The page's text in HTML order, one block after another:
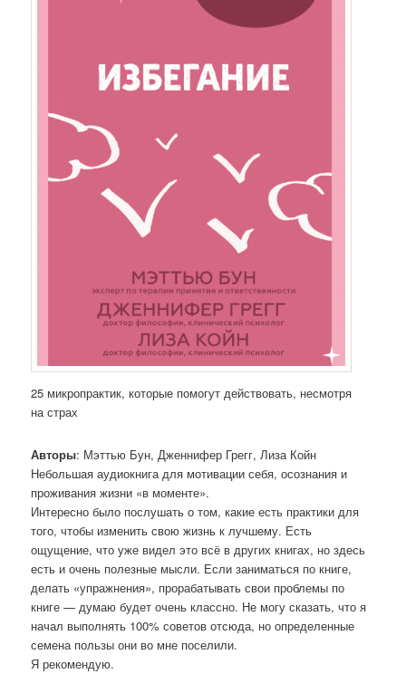
25 микропрактик, которые помогут действовать, несмотря
на страх
Авторы: Мэттью Бун, Дженнифер Грегг, Лиза Койн
Небольшая аудиокнига для мотивации себя, осознания и
проживания жизни «в моменте».
Интересно было послушать о том, какие есть практики для
того, чтобы изменить свою жизнь к лучшему. Есть
ощущение, что уже видел это всё в других книгах, но здесь
есть и очень полезные мысли. Если заниматься по книге,
делать «упражнения», прорабатывать свои проблемы по
книге — думаю будет очень классно. Не могу сказать, что я
начал выполнять 100% советов отсюда, но определенные
семена пользы они во мне поселили.
Я рекомендую.